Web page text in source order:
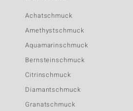
Achatschmuck
Amethystschmuck
Aquamarinschmuck
Bernsteinschmuck
Citrinschmuck
Diamantschmuck
Granatschmuck